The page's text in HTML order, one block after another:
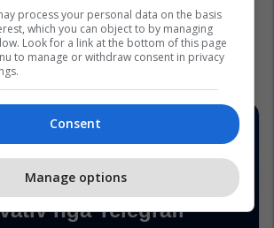
kontakt me të.
process your personal data on the basis
which you can object to by managing
Look for a link at the bottom of this page
to manage or withdraw consent in privacy
Consent
Manage options